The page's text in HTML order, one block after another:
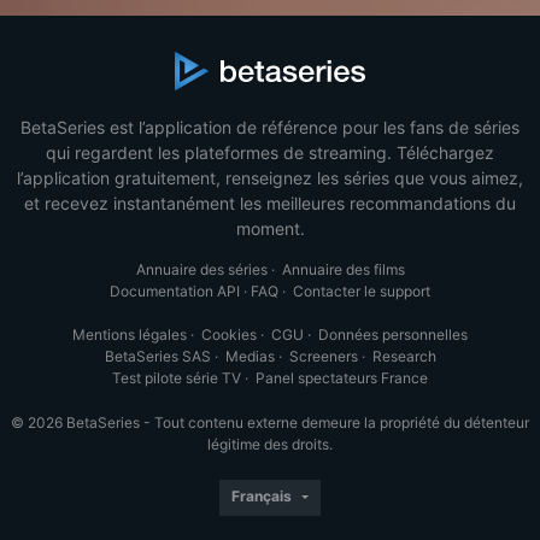
BetaSeries est l’application de référence pour les fans de séries
qui regardent les plateformes de streaming. Téléchargez
l’application gratuitement, renseignez les séries que vous aimez,
et recevez instantanément les meilleures recommandations du
moment.
Annuaire des séries· Annuaire des films
Documentation API · FAQ · Contacter le support
Mentions légales · Cookies · CGU · Données personnelles
BetaSeries SAS · Medias· Screeners· Research
Test pilote série TV · Panel spectateurs France
© 2026 BetaSeries - Tout contenu externe demeure la propriété du détenteur
légitime des droits.
Français